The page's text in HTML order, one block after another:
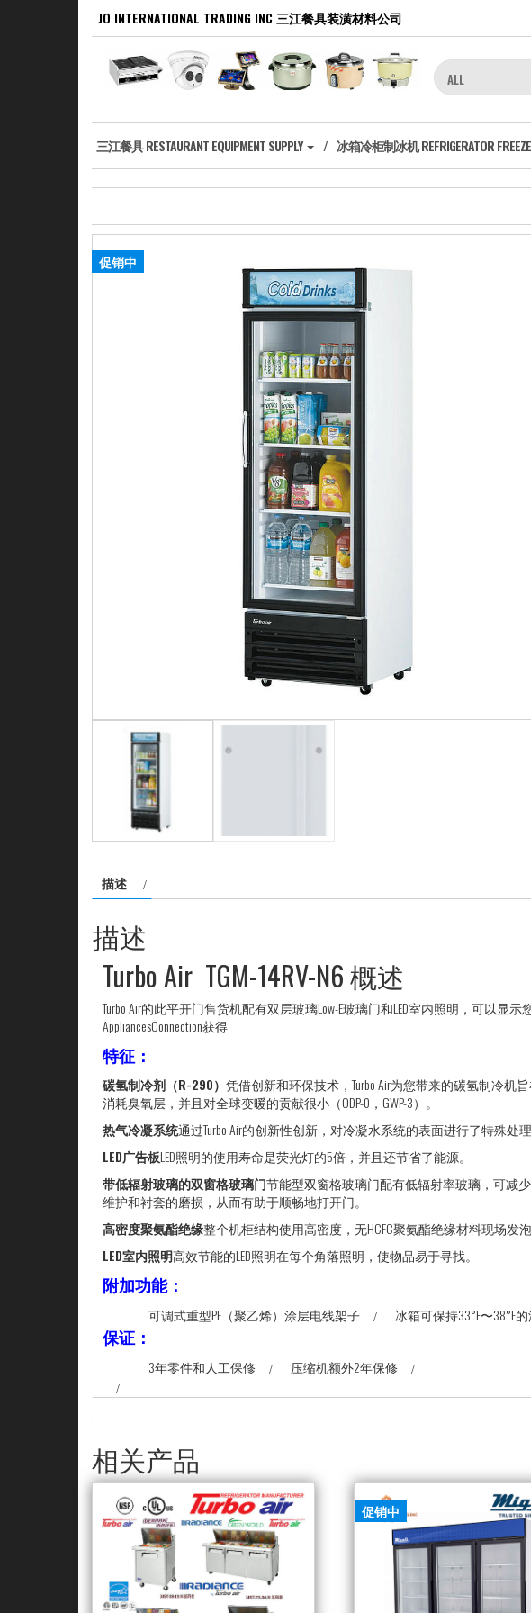
JO INTERNATIONAL TRADING INC 三江餐具装潢材料公司
‎三江餐具 RESTAURANT EQUIPMENT SUPPLY 冰箱冷柜制冰机 REFRIGERATOR
促销中
描述
描述
Turbo Air TGM-14RV-N6 概述
Turbo Air的此平开门售货机配有双层玻璃Low-E玻璃门和LED室内照明，可以
AppliancesConnection获得
特征：
碳氢制冷剂（R-290） 凭借创新和环保技术，Turbo Air为您带来的碳氢制冷机
消耗臭氧层，并且对全球变暖的贡献很小（ODP-0，GWP-3）。
热气冷凝系统通过Turbo Air的创新性创新，对冷凝水系统的表面进行了特殊
LED广告板LED照明的使用寿命是荧光灯的5倍，并且还节省了能源。
带低辐射玻璃的双窗格玻璃门节能型双窗格玻璃门配有低辐射率玻璃，可减
维护和衬套的磨损，从而有助于顺畅地打开门。
高密度聚氨酯绝缘整个机柜结构使用高密度，无HCFC聚氨酯绝缘材料现场发泡
LED室内照明高效节能的LED照明在每个角落照明，使物品易于寻找。
附加功能：
可调式重型PE（聚乙烯）涂层电线架子 冰箱可保持33°F〜38°F
保证：
3年零件和人工保修 压缩机额外2年保修
相关产品
促销中